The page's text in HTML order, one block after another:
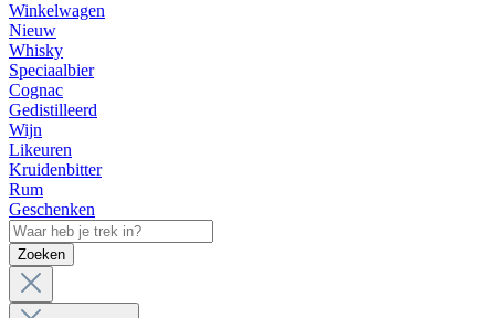
Winkelwagen
Nieuw
Whisky
Speciaalbier
Cognac
Gedistilleerd
Wijn
Likeuren
Kruidenbitter
Rum
Geschenken
Zoeken